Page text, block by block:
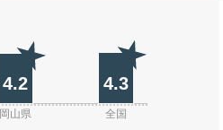
4.2 4.3
岡山県 全国